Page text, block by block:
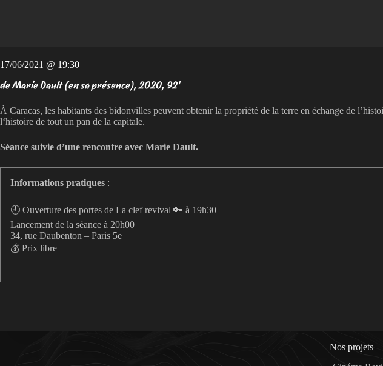
17/06/2021 @ 19:30
de Marie Dault (en sa présence), 2020, 92'
À Caracas, les habitants des bidonvilles peuvent obtenir la propriété de la terre en échange de
l‘histoire de tout un pan de la capitale.
Séance suivie d’une rencontre avec Marie Dault.
Informations pratiques :
🕘 Ouverture des portes de La clef revival 🔑 à 19h30
Lancement de la séance à 20h00
34, rue Daubenton – Paris 5e
💰 Prix libre
Nos projets